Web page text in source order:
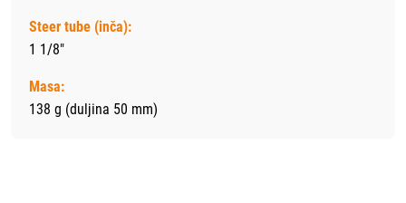
Steer tube (inča):
1 1/8"
Masa:
138 g (duljina 50 mm)